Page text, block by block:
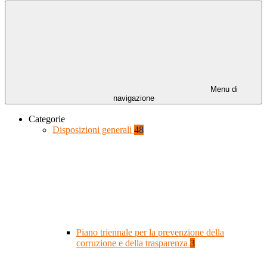
Menu di
navigazione
Categorie
Disposizioni generali 48
Piano triennale per la prevenzione della
corruzione e della trasparenza 3